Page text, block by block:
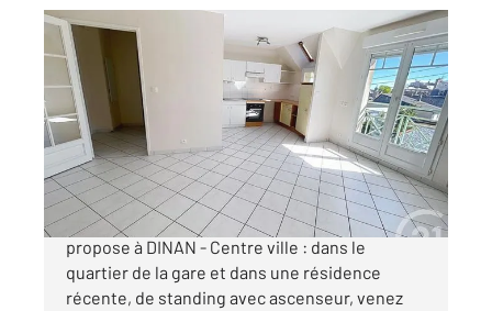
DINAN 22
60,39 m
, 3 pièces
Ref : 19825
Appartement F3 à vendre
223 500 €
CENTURY 21 Agence de Bretagne vous
propose à DINAN - Centre ville : dans le
quartier de la gare et dans une résidence
récente, de standing avec ascenseur, venez